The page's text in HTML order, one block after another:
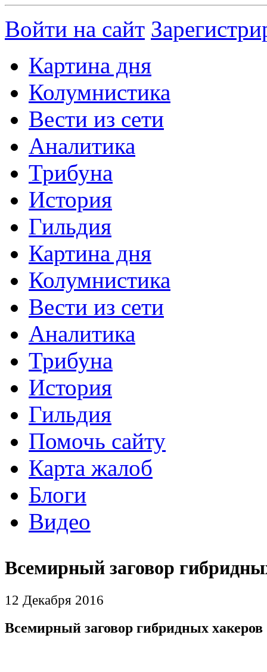
Войти на сайт
Картина дня
Колумнистика
Вести из сети
Аналитика
Трибуна
История
Гильдия
Картина дня
Колумнистика
Вести из сети
Аналитика
Трибуна
История
Гильдия
Помочь сайту
Карта жалоб
Блоги
Видео
Всемирный заговор
12 Декабря 2016
Всемирный заговор гибридных хакеров